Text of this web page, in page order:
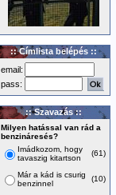
:: Címlista belépés ::
email:
pass:
:: Szavazás ::
Milyen hatással van rád a
benzináresés?
Imádkozom, hogy
tavaszig kitartson
(61)
Már a kád is csurig
benzinnel
(10)